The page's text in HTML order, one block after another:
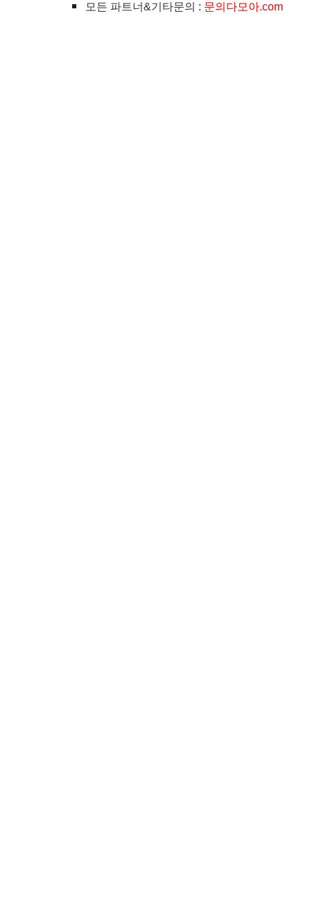
모든 파트너&기타문의 : 문의다모아.com